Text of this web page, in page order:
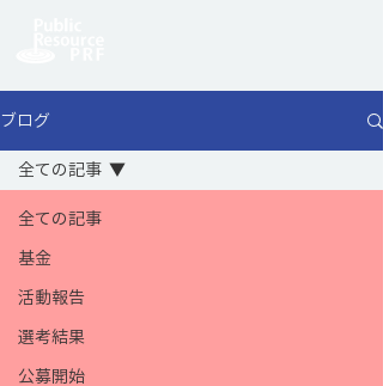
ブログ
全ての記事
基金
活動報告
選考結果
公募開始
全ての記事